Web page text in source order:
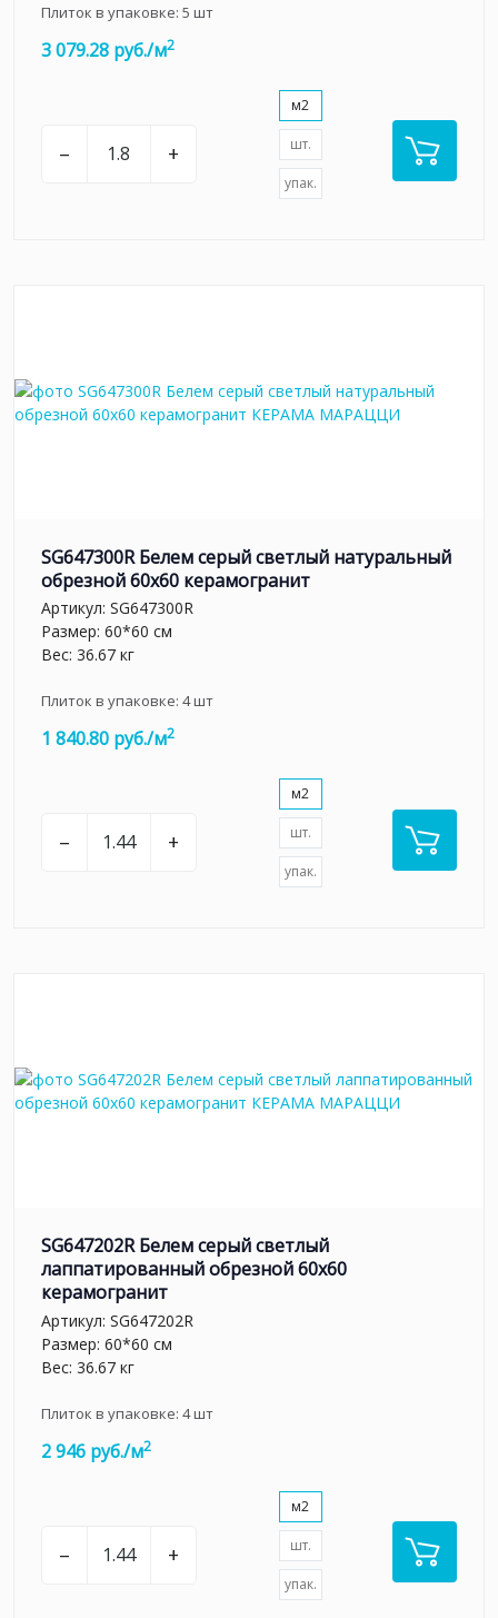
Плиток в упаковке: 5 шт
3 079.28 руб./м2
– +
м2
шт.
упак.
SG647300R Белем серый светлый натуральный
обрезной 60х60 керамогранит
Артикул: SG647300R
Размер: 60*60 см
Вес: 36.67 кг
Плиток в упаковке: 4шт
1 840.80 руб./м2
– +
м2
шт.
упак.
SG647202R Белем серый светлый
лаппатированный обрезной 60х60
керамогранит
Артикул: SG647202R
Размер: 60*60 см
Вес: 36.67 кг
Плиток в упаковке: 4шт
2 946 руб./м2
– +
м2
шт.
упак.